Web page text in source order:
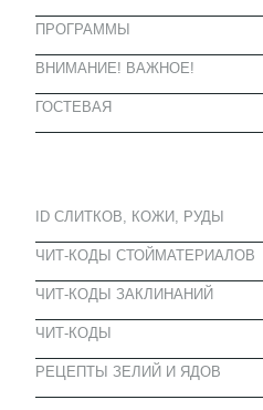
ПРОГРАММЫ
ВНИМАНИЕ! ВАЖНОЕ!
ГОСТЕВАЯ
ID СЛИТКОВ, КОЖИ, РУДЫ
ЧИТ-КОДЫ СТОЙМАТЕРИАЛОВ
ЧИТ-КОДЫ ЗАКЛИНАНИЙ
ЧИТ-КОДЫ
РЕЦЕПТЫ ЗЕЛИЙ И ЯДОВ